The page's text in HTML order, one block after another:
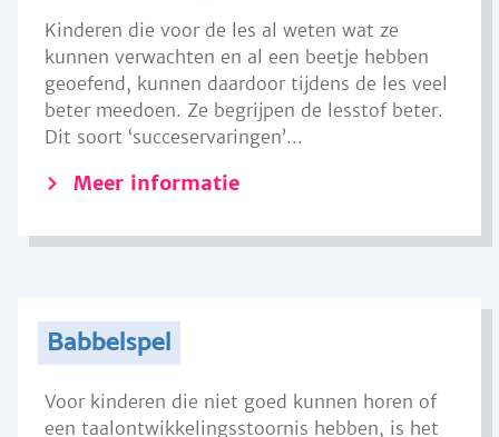
Kinderen die voor de les al weten wat ze
kunnen verwachten en al een beetje hebben
geoefend, kunnen daardoor tijdens de les veel
beter meedoen. Ze begrijpen de lesstof beter.
Dit soort ‘succeservaringen’...
Meer informatie
Babbelspel
Voor kinderen die niet goed kunnen horen of
een taalontwikkelingsstoornis hebben, is het